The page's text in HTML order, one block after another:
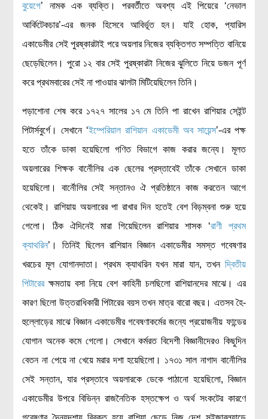
বুয়েগে’ নামক এক ব্যক্তি। পরবর্তীতে অবশ্য এই পিয়েরে ‘নেভাল
আর্কিটেকচার’-এর জনক হিসেবে আবির্ভূত হন। যাই হোক, প্যারিস
একাডেমীর সেই পুরষ্কারটাই পরে অয়লার নিজের ব্যক্তিগত সম্পত্তি বানিয়ে
ছেড়েছিলেন। পুরো ১২ বার সেই পুরষ্কারটা নিজের ঝুলিতে নিয়ে ডজন পূর্ণ
করে প্রথমবারের সেই না পাওয়ার ঝালটা মিটিয়েছিলেন তিনি।
পড়াশোনা শেষ করে ১৭২৭ সালের ১৭ মে তিনি পা রাখেন রাশিয়ার সেইন্ট
পিটার্সবুর্গে। সেখানে ‘ইম্পেরিয়াল রাশিয়ান একাডেমী অব সায়েন্স’-এর পক্ষ
হতে তাঁকে ডাকা হয়েছিলো গণিত বিভাগে কাজ করার জন্যে। মূলত
অয়লারের শিক্ষক বার্নৌলির এক ছেলের প্রস্তাবেই তাঁকে সেখানে ডাকা
হয়েছিলো। বার্নৌলির সেই সন্তানও ঐ প্রতিষ্ঠানে কাজ করতেন আগে
থেকেই। রাশিয়ায় অয়লারের পা রাখার দিন হতেই বেশ বিড়ম্বনা শুরু হয়ে
গেলো। ঠিক ঐদিনেই মারা গিয়েছিলেন রাশিয়ার শাসক ‘রাণী প্রথম
ক্যাথরিন’। তিনিই ছিলেন রাশিয়ান বিজ্ঞান একাডেমীর সমস্ত গবেষণার
খরচের মূল যোগানদাতা। প্রথম ক্যাথরিন যখন মারা যান, তখন দ্বিতীয়
পিটারেরক্ষমতায় বসা নিয়ে বেশ কাহিনী চলছিলো রাশিয়ানদের মাঝে। এর
কারণ ছিলো উত্তরাধিকারী পিটারের বয়স তখন মাত্র বারো বছর। এতসব হৈ-
হুল্লোড়ের মাঝে বিজ্ঞান একাডেমীর গবেষণাকর্মের জন্যে প্রয়োজনীয় ফান্ডের
যোগান অনেক কমে গেলো। সেখানে কর্মরত বিদেশী বিজ্ঞানীদেরও কিছুদিন
বেতন না পেয়ে না খেয়ে মরার দশা হয়েছিলো। ১৭৩১ সাল নাগাদ বার্নৌলির
সেই সন্তান, যার প্রস্তাবে অয়লারকে ডেকে পাঠানো হয়েছিলো, বিজ্ঞান
একাডেমীর উপরে বিভিন্ন রাজনৈতিক হস্তক্ষেপ ও অর্থ সংকটের কারণে